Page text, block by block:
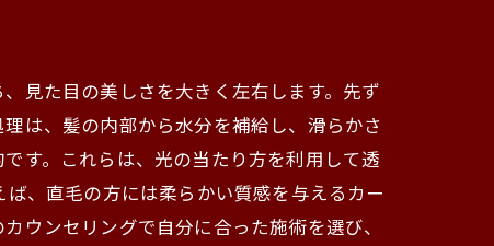
見た目の美しさを大きく左右します。先ず
は、髪の内部から水分を補給し、滑らかさ
す。これらは、光の当たり方を利用して透
、直毛の方には柔らかい質感を与えるカー
ウンセリングで自分に合った施術を選び、